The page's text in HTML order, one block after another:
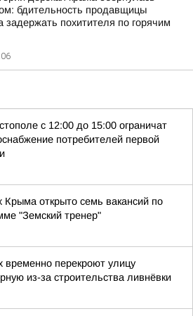
бдительность продавщицы
задержать похитителя по горячим
с 12:00 до 15:00 ограничат
потребителей первой
Крыма открыто семь вакансий по
"Земский тренер"
временно перекроют улицу
из-за строительства ливнёвки